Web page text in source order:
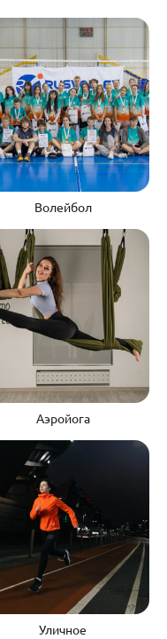
Волейбол
Аэройога
Уличное